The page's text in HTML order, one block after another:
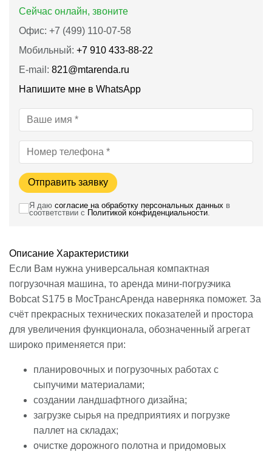
Сейчас онлайн, звоните
Офис: +7 (499) 110-07-58
Мобильный: +7 910 433-88-22
E-mail: 821@mtarenda.ru
Напишите мне в WhatsApp
Отправить заявку
Я даю согласие на обработку персональных данных в
соответствии с Политикой конфиденциальности.
Описание Характеристики
Если Вам нужна универсальная компактная
погрузочная машина, то аренда мини-погрузчика
Bobcat S175 в МосТрансАренда наверняка поможет. За
счёт прекрасных технических показателей и простора
для увеличения функционала, обозначенный агрегат
широко применяется при:
планировочных и погрузочных работах с
сыпучими материалами;
создании ландшафтного дизайна;
загрузке сырья на предприятиях и погрузке
паллет на складах;
очистке дорожного полотна и придомовых